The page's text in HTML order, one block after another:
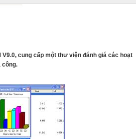
cung cấp một thư viện đánh giá các hoạt
công.